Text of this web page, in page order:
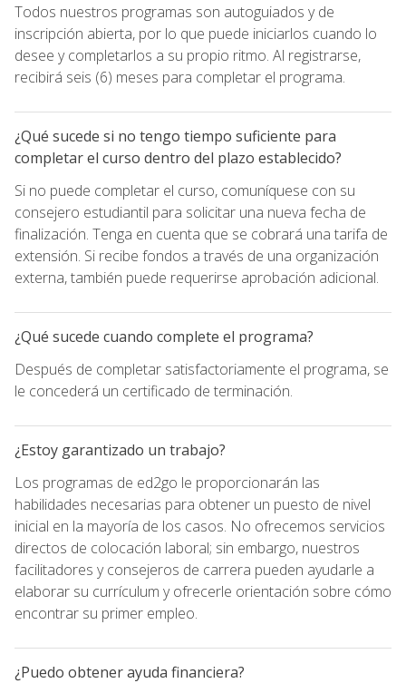
Todos nuestros programas son autoguiados y de
inscripción abierta, por lo que puede iniciarlos cuando lo
desee y completarlos a su propio ritmo. Al registrarse,
recibirá seis (6) meses para completar el programa.
¿Qué sucede si no tengo tiempo suficiente para
completar el curso dentro del plazo establecido?
Si no puede completar el curso, comuníquese con su
consejero estudiantil para solicitar una nueva fecha de
finalización. Tenga en cuenta que se cobrará una tarifa de
extensión. Si recibe fondos a través de una organización
externa, también puede requerirse aprobación adicional.
¿Qué sucede cuando complete el programa?
Después de completar satisfactoriamente el programa, se
le concederá un certificado de terminación.
¿Estoy garantizado un trabajo?
Los programas de ed2go le proporcionarán las
habilidades necesarias para obtener un puesto de nivel
inicial en la mayoría de los casos. No ofrecemos servicios
directos de colocación laboral; sin embargo, nuestros
facilitadores y consejeros de carrera pueden ayudarle a
elaborar su currículum y ofrecerle orientación sobre cómo
encontrar su primer empleo.
¿Puedo obtener ayuda financiera?